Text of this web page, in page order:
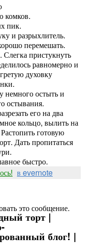
комков.
пик.
и разрыхлитель.
перемешать.
пристукнуть
равномерно и
духовку
немного остыть и
остывания.
его на два
кольцо, вылить на
готовую
Дать пропитаться
быстро.
в evernote
это сообщение.
торт |
блог! |